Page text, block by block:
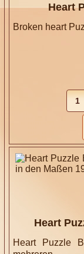
Heart
Broken heart
Heart
Heart Puzzle